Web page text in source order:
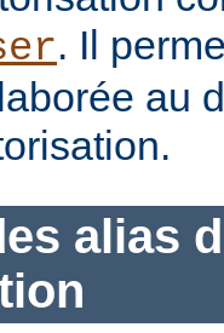
. Il
au
alias